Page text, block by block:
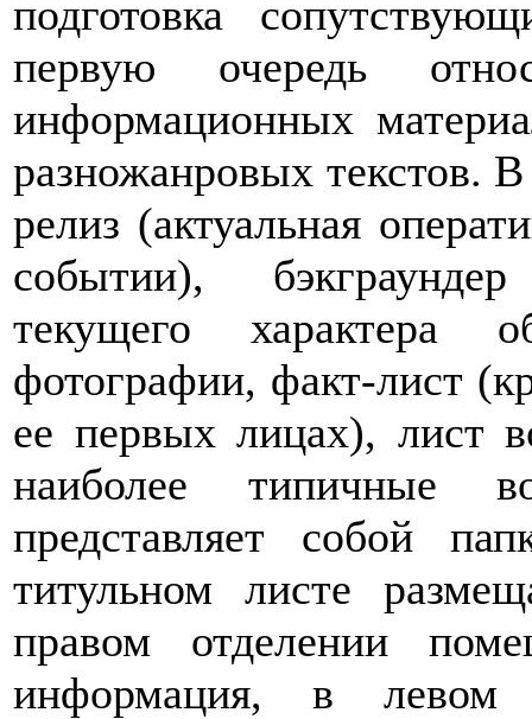
подготовка
первую очередь
информационных
разножанровых текстов.
релиз (актуальная
событии),
текущего характера
фотографии, факт-лист
ее первых лицах), лист
наиболее типичные
представляет собой
титульном листе
правом отделении
информация, в левом